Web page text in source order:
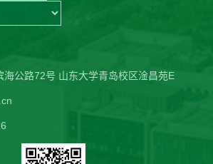
海公路72号 山东大学青岛校区淦昌苑E